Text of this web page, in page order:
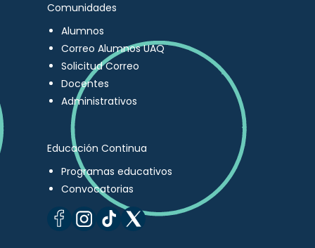
Comunidades
Alumnos
Correo Alumnos UAQ
Solicitud Correo
Docentes
Administrativos
Educación Continua
Programas educativos
Convocatorias